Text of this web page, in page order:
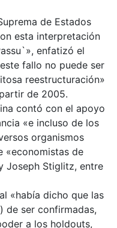
de Estados
esta interpretación
enfatizó el
fallo no puede ser
reestructuración»
de 2005.
contó con el apoyo
«e incluso de los
organismos
«economistas de
Joseph Stiglitz, entre
«había dicho que las
de ser confirmadas,
a los holdouts,